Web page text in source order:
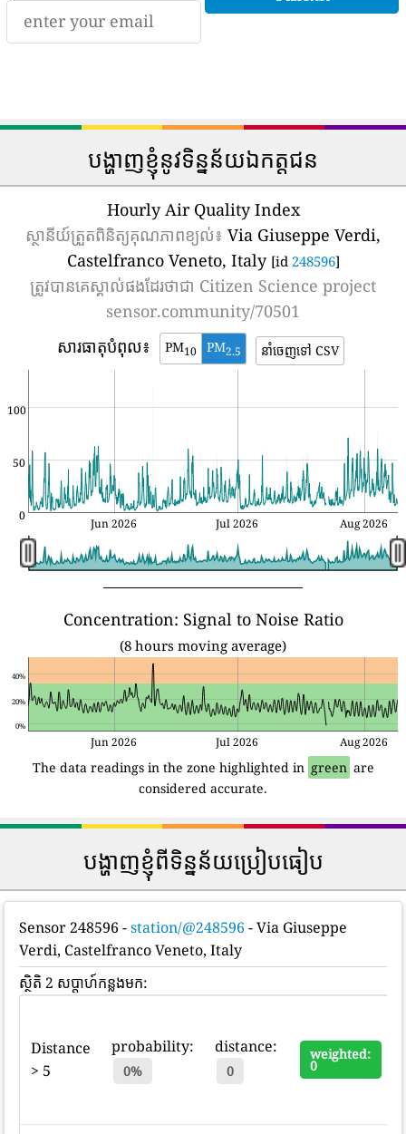
បង្ហាញខ្ញុំនូវទិន្នន័យឯកត្តជន
Hourly Air Quality Index
ស្ថានីយ៍ត្រួតពិនិត្យគុណភាពខ្យល់៖ Via Giuseppe Verdi,
Castelfranco Veneto, Italy [id 248596]
ត្រូវបានគេស្គាល់ផងដែរថាជា Citizen Science project
sensor.community/70501
សារធាតុបំពុល៖
PM10 PM2.5 នាំចេញទៅ CSV
0
50
100
Jun 2026 Jul 2026 Aug 2026
Concentration: Signal to Noise Ratio
(8 hours moving average)
0%
20%
40%
Jun 2026 Jul 2026 Aug 2026
The data readings in the zone highlighted in green are
considered accurate.
បង្ហាញខ្ញុំពីទិន្នន័យប្រៀបធៀប
Sensor 248596 -station/@248596 - Via Giuseppe
Verdi, Castelfranco Veneto, Italy
ស្ថិតិ 2 សប្តាហ៍កន្លងមក:
Distance
> 5
probability:
0%
distance:
0
weighted:
0